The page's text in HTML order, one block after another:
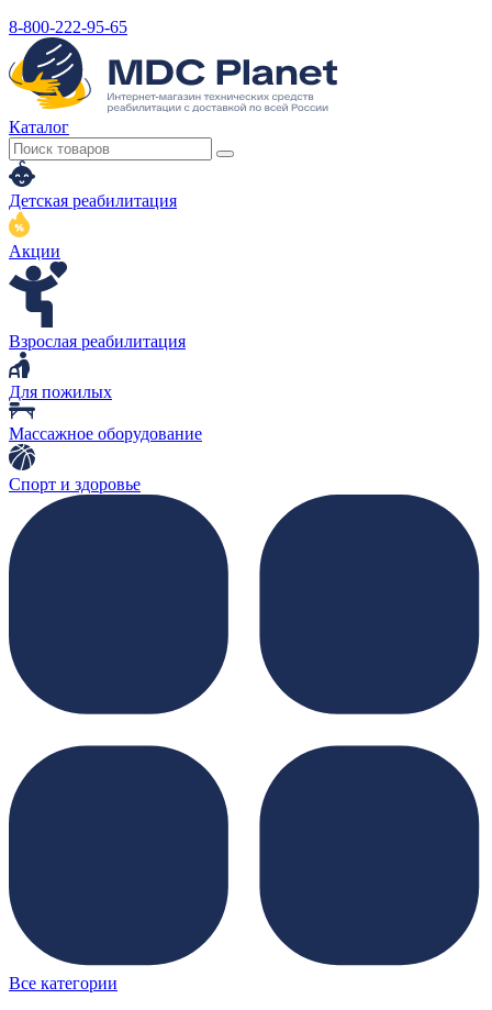
8-800-222-95-65
Каталог
Детская реабилитация
Акции
Взрослая реабилитация
Для пожилых
Массажное оборудование
Спорт и здоровье
Все категории